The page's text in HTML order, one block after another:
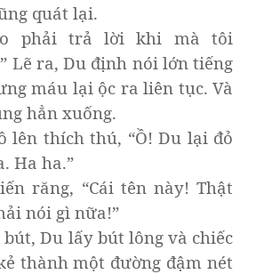
quát lại.
phải trả lời khi mà tôi
Lẽ ra, Du định nói lớn tiếng
máu lại ộc ra liên tục. Và
hẳn xuống.
lên thích thú, “Ồ! Du lại đỏ
Ha ha.”
răng, “Cái tên này! Thật
nói gì nữa!”
Du lấy bút lông và chiếc
thành một đường đậm nét